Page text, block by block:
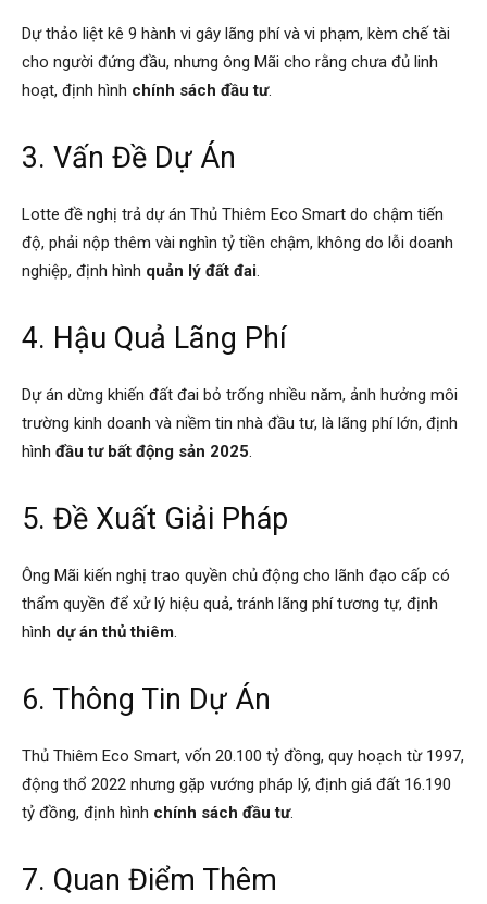
Dự thảo liệt kê 9 hành vi gây lãng phí và vi phạm, kèm chế tài
cho người đứng đầu, nhưng ông Mãi cho rằng chưa đủ linh
hoạt, định hình chính sách đầu tư.
3. Vấn Đề Dự Án
Lotte đề nghị trả dự án Thủ Thiêm Eco Smart do chậm tiến
độ, phải nộp thêm vài nghìn tỷ tiền chậm, không do lỗi doanh
nghiệp, định hình quản lý đất đai.
4. Hậu Quả Lãng Phí
Dự án dừng khiến đất đai bỏ trống nhiều năm, ảnh hưởng môi
trường kinh doanh và niềm tin nhà đầu tư, là lãng phí lớn, định
hình đầu tư bất động sản 2025.
5. Đề Xuất Giải Pháp
Ông Mãi kiến nghị trao quyền chủ động cho lãnh đạo cấp có
thẩm quyền để xử lý hiệu quả, tránh lãng phí tương tự, định
hình dự án thủ thiêm.
6. Thông Tin Dự Án
Thủ Thiêm Eco Smart, vốn 20.100 tỷ đồng, quy hoạch từ 1997,
động thổ 2022 nhưng gặp vướng pháp lý, định giá đất 16.190
tỷ đồng, định hình chính sách đầu tư.
7. Quan Điểm Thêm